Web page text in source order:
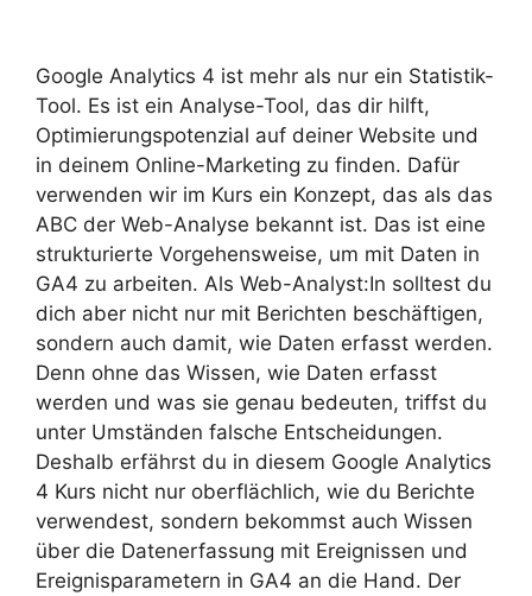
Google Analytics 4 ist mehr als nur ein Statistik-
Tool. Es ist ein Analyse-Tool, das dir hilft,
Optimierungspotenzial auf deiner Website und
in deinem Online-Marketing zu finden. Dafür
verwenden wir im Kurs ein Konzept, das als das
ABC der Web-Analyse bekannt ist. Das ist eine
strukturierte Vorgehensweise, um mit Daten in
GA4 zu arbeiten. Als Web-Analyst:In solltest du
dich aber nicht nur mit Berichten beschäftigen,
sondern auch damit, wie Daten erfasst werden.
Denn ohne das Wissen, wie Daten erfasst
werden und was sie genau bedeuten, triffst du
unter Umständen falsche Entscheidungen.
Deshalb erfährst du in diesem Google Analytics
4 Kurs nicht nur oberflächlich, wie du Berichte
verwendest, sondern bekommst auch Wissen
über die Datenerfassung mit Ereignissen und
Ereignisparametern in GA4 an die Hand. Der